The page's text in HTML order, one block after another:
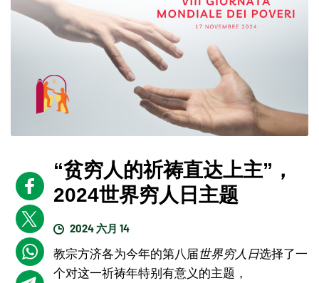
“贫穷人的祈祷直达上主”，
2024世界穷人日主题
2024 六月 14
教宗方济各为今年的第八届世界穷人日选择了一
个对这一祈祷年特别有意义的主题，